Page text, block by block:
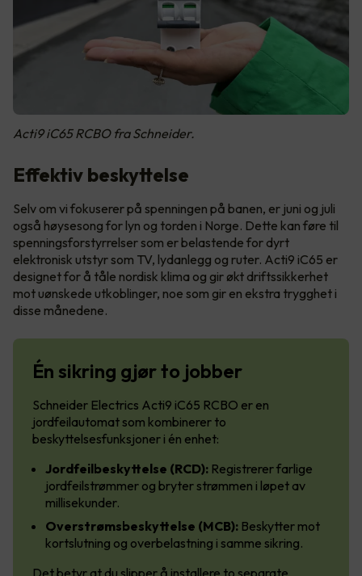
Acti9 iC65 RCBO fra Schneider.
Effektiv beskyttelse
Selv om vi fokuserer på spenningen på banen, er juni og juli
også høysesong for lyn og torden i Norge. Dette kan føre til
spenningsforstyrrelser som er belastende for dyrt
elektronisk utstyr som TV, lydanlegg og ruter. Acti9 iC65 er
designet for å tåle nordisk klima og gir økt driftssikkerhet
mot uønskede utkoblinger, noe som gir en ekstra trygghet i
disse månedene.
Én sikring gjør to jobber
Schneider Electrics Acti9 iC65 RCBO er en
jordfeilautomat som kombinerer to
beskyttelsesfunksjoner i én enhet:
Jordfeilbeskyttelse (RCD): Registrerer farlige
jordfeilstrømmer og bryter strømmen i løpet av
millisekunder.
Overstrømsbeskyttelse (MCB): Beskytter mot
kortslutning og overbelastning i samme sikring.
Det betyr at du slipper å installere to separate